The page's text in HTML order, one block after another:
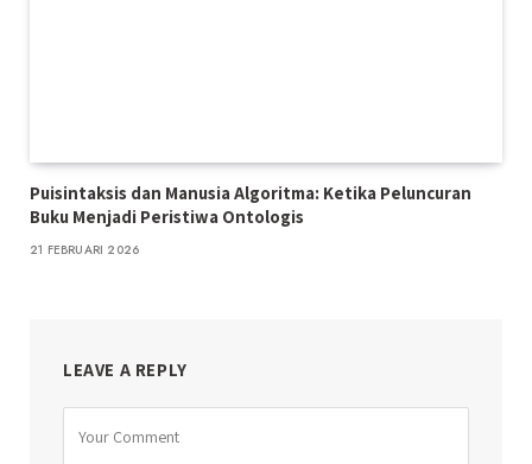
Puisintaksis dan Manusia Algoritma: Ketika Peluncuran
Buku Menjadi Peristiwa Ontologis
21 FEBRUARI 2026
LEAVE A REPLY